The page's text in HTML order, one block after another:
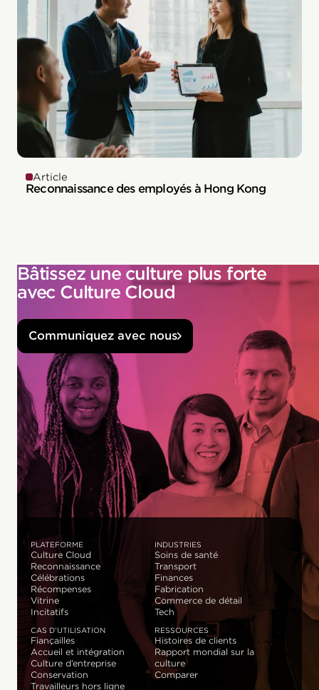
Article
Reconnaissance des employés à Hong Kong
Bâtissez une culture plus forte
avec Culture Cloud
Communiquez avec nous
PLATEFORME
Culture Cloud
Reconnaissance
Célébrations
Récompenses
Vitrine
Incitatifs
INDUSTRIES
Soins de santé
Transport
Finances
Fabrication
Commerce de détail
Tech
CAS D’UTILISATION
Fiançailles
Accueil et intégration
Culture d’entreprise
Conservation
Travailleurs hors ligne
RESSOURCES
Histoires de clients
Rapport mondial sur la
culture
Comparer